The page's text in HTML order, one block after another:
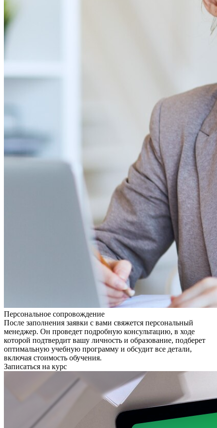
Персональное сопровождение
После заполнения заявки с вами свяжется персональный
менеджер. Он проведет подробную консультацию, в ходе
которой подтвердит вашу личность и образование, подберет
оптимальную учебную программу и обсудит все детали,
включая стоимость обучения.
Записаться на курс